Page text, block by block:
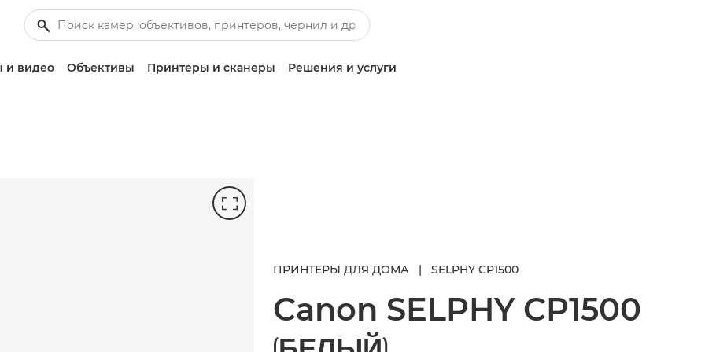
и видео Объективы Принтеры и сканеры Решения и услуги
ПРИНТЕРЫ ДЛЯ ДОМА | SELPHY CP1500
Canon SELPHY CP1500